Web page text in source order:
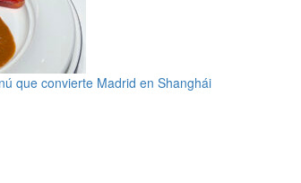
que convierte Madrid en Shanghái